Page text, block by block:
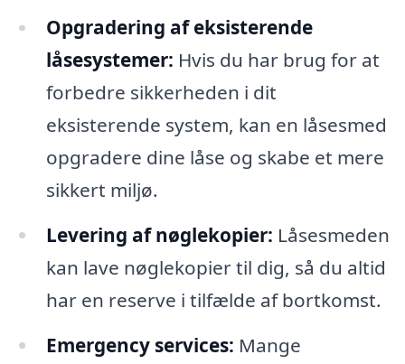
Opgradering af eksisterende
låsesystemer: Hvis du har brug for at
forbedre sikkerheden i dit
eksisterende system, kan en låsesmed
opgradere dine låse og skabe et mere
sikkert miljø.
Levering af nøglekopier: Låsesmeden
kan lave nøglekopier til dig, så du altid
har en reserve i tilfælde af bortkomst.
Emergency services: Mange